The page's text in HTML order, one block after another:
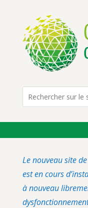
Le nouveau site
est en cours
à nouveau